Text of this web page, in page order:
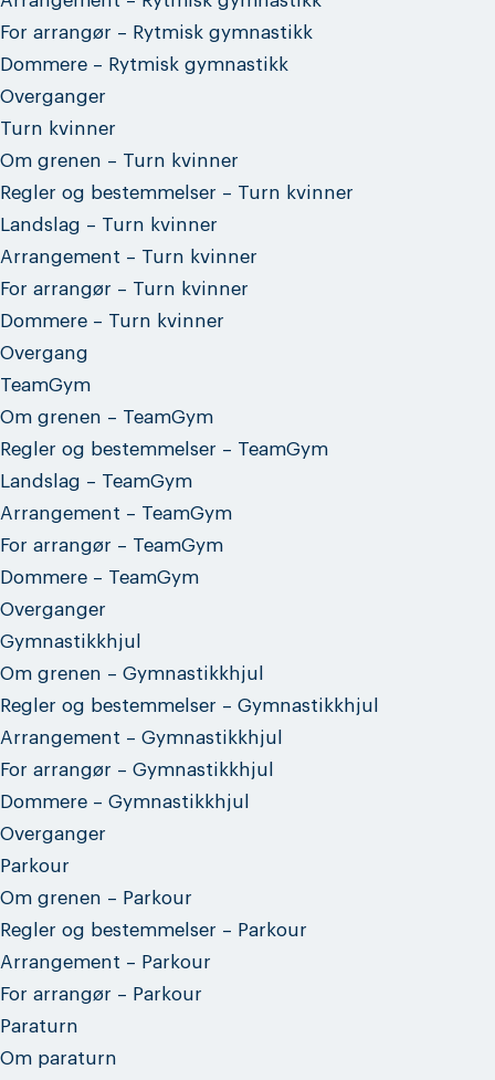
For arrangør – Rytmisk gymnastikk
Dommere – Rytmisk gymnastikk
Overganger
Turn kvinner
Om grenen – Turn kvinner
Regler og bestemmelser – Turn kvinner
Landslag – Turn kvinner
Arrangement – Turn kvinner
For arrangør – Turn kvinner
Dommere – Turn kvinner
Overgang
TeamGym
Om grenen – TeamGym
Regler og bestemmelser – TeamGym
Landslag – TeamGym
Arrangement – TeamGym
For arrangør – TeamGym
Dommere – TeamGym
Overganger
Gymnastikkhjul
Om grenen – Gymnastikkhjul
Regler og bestemmelser – Gymnastikkhjul
Arrangement – Gymnastikkhjul
For arrangør – Gymnastikkhjul
Dommere – Gymnastikkhjul
Overganger
Parkour
Om grenen – Parkour
Regler og bestemmelser – Parkour
Arrangement – Parkour
For arrangør – Parkour
Paraturn
Om paraturn